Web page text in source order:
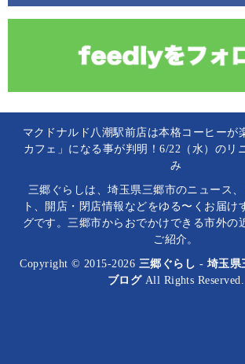
マクドナルド八潮駅前店は本格コーヒーが
カフェ」になる事が判明！6/22（水）のリ
み
三郷ぐらしは、埼玉県三郷市のニュース
ト、開店・閉店情報などをゆる〜くお届け
グです。三郷市からおでかけできる市外の
ご紹介。
Copyright © 2015-2026 三郷ぐらし - 埼玉県
ブログAll Rights Reserved.